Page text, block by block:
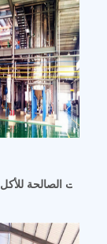
آلة عصر
الزيوت الصالحة